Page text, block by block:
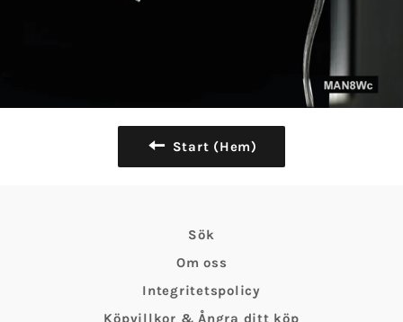
Start (Hem)
Sök
Om oss
Integritetspolicy
Köpvillkor & Ångra ditt köp